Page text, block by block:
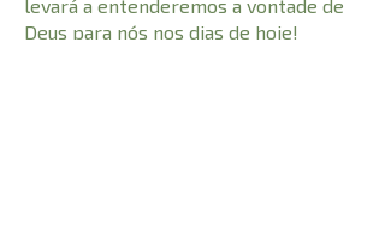
levará a entenderemos a vontade de
Deus para nós nos dias de hoje!